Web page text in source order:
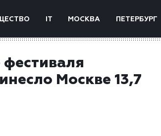
IT МОСКВА ПЕТЕРБУРГ
Москве 13,7